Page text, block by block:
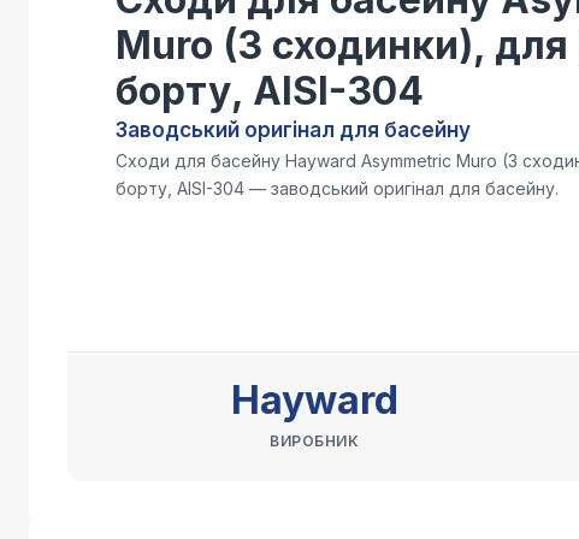
Muro (3 сходинки), для
борту, AISI-304
Заводський оригінал для басейну
Сходи для басейну Hayward Asymmetric Muro (3
борту, AISI-304 — заводський оригінал для басейну.
Hayward
ВИРОБНИК